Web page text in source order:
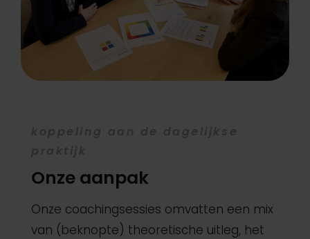
Onze aanpak
Onze coachingsessies omvatten een mix
van (beknopte) theoretische uitleg, het